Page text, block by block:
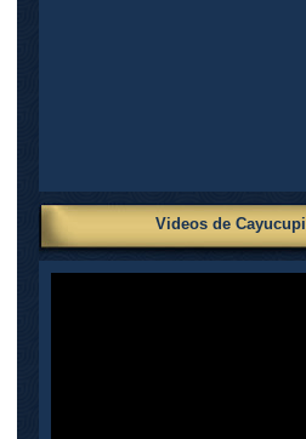
Videos de Cayucupil